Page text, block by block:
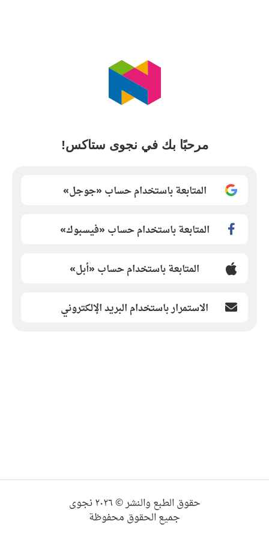
مرحبًا بك في نجوى ستاكس!
المتابعة باستخدام حساب «جوجل»
المتابعة باستخدام حساب «فيسبوك»
المتابعة باستخدام حساب «أبل»
الاستمرار باستخدام البريد الإلكتروني
حقوق الطبع والنشر © ٢٠٢٦ نجوى
جميع الحقوق محفوظة